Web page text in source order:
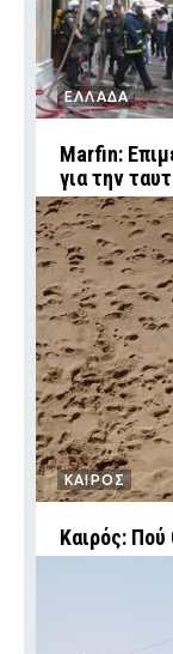
ΕΛΛΑΔΑ
Marfin:
για την
ΚΑΙΡΟΣ
Καιρός: Πού